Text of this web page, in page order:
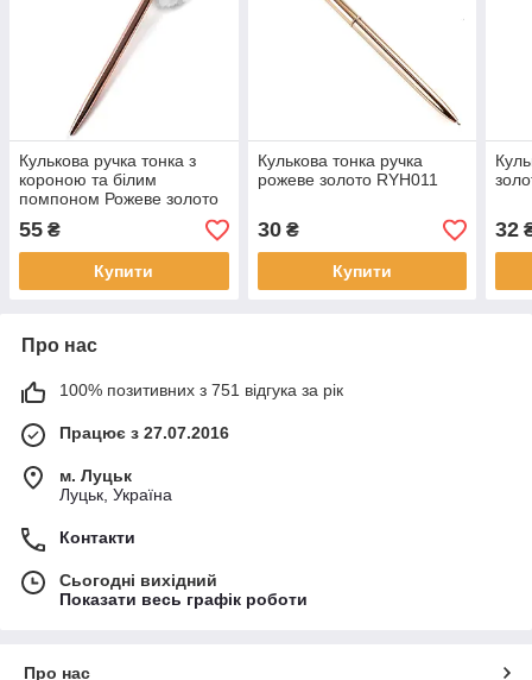
Кулькова ручка тонка з
короною та білим
помпоном Рожеве золото
RYH131
55 ₴
Купити
Кулькова тонка ручка
рожеве золото RYH011
30₴
Купити
32
Про нас
100% позитивних з 751 відгука за рік
Працює з 27.07.2016
м. Луцьк
Луцьк, Україна
Контакти
Сьогодні вихідний
Показати весь графік роботи
Про нас